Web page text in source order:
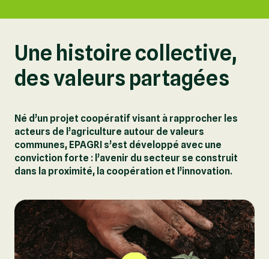
Une histoire collective,
des valeurs partagées
Né d’un projet coopératif visant à rapprocher les
acteurs de l’agriculture autour de valeurs
communes, EPAGRI s’est développé avec une
conviction forte : l’avenir du secteur se construit
dans la proximité, la coopération et l’innovation.